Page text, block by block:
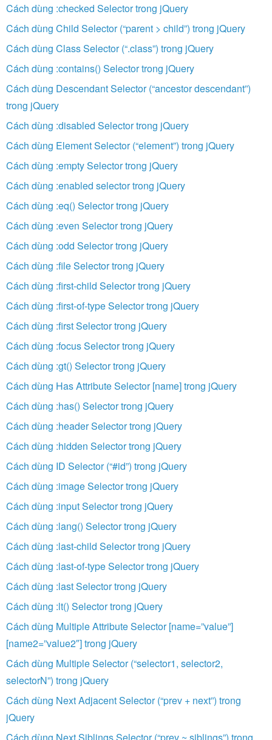
Cách dùng :checked Selector trong jQuery
Cách dùng Child Selector (“parent > child”) trong jQuery
Cách dùng Class Selector (“.class”) trong jQuery
Cách dùng :contains() Selector trong jQuery
Cách dùng Descendant Selector (“ancestor descendant”)
trong jQuery
Cách dùng :disabled Selector trong jQuery
Cách dùng Element Selector (“element”) trong jQuery
Cách dùng :empty Selector trong jQuery
Cách dùng :enabled selector trong jQuery
Cách dùng :eq() Selector trong jQuery
Cách dùng :even Selector trong jQuery
Cách dùng :odd Selector trong jQuery
Cách dùng :file Selector trong jQuery
Cách dùng :first-child Selector trong jQuery
Cách dùng :first-of-type Selector trong jQuery
Cách dùng :first Selector trong jQuery
Cách dùng :focus Selector trong jQuery
Cách dùng :gt() Selector trong jQuery
Cách dùng Has Attribute Selector [name] trong jQuery
Cách dùng :has() Selector trong jQuery
Cách dùng :header Selector trong jQuery
Cách dùng :hidden Selector trong jQuery
Cách dùng ID Selector (“#id”) trong jQuery
Cách dùng :image Selector trong jQuery
Cách dùng :input Selector trong jQuery
Cách dùng :lang() Selector trong jQuery
Cách dùng :last-child Selector trong jQuery
Cách dùng :last-of-type Selector trong jQuery
Cách dùng :last Selector trong jQuery
Cách dùng :lt() Selector trong jQuery
Cách dùng Multiple Attribute Selector [name=”value”]
[name2=”value2″] trong jQuery
Cách dùng Multiple Selector (“selector1, selector2,
selectorN”) trong jQuery
Cách dùng Next Adjacent Selector (“prev + next”) trong
jQuery
Cách dùng Next Siblings Selector (“prev ~ siblings”) trong